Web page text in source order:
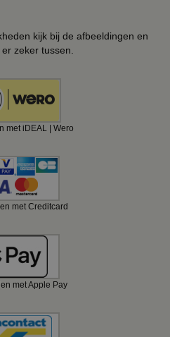
kijk bij de afbeeldingen en
zeker tussen.
met iDEAL | Wero
met Creditcard
met Apple Pay